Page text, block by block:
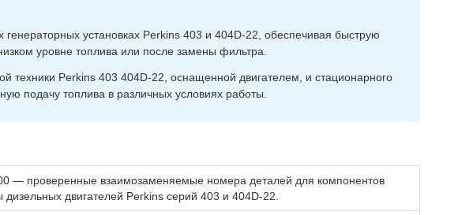
генераторных установках Perkins 403 и 404D-22, обеспечивая быструю
уровне топлива или после замены фильтра.
техники Perkins 403 404D-22, оснащенной двигателем, и стационарного
подачу топлива в различных условиях работы.
— проверенные взаимозаменяемые номера деталей для компонентов
дизельных двигателей Perkins серий 403 и 404D-22.